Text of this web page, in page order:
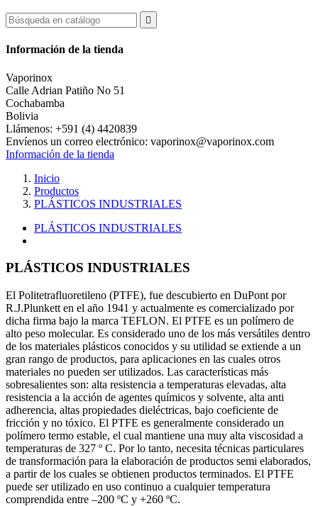

Información de la tienda
Vaporinox
Calle Adrian Patiño No 51
Cochabamba
Bolivia
Llámenos: +591 (4) 4420839
Envíenos un correo electrónico: vaporinox@vaporinox.com
Información de la tienda
Inicio
Productos
PLÁSTICOS INDUSTRIALES
PLÁSTICOS INDUSTRIALES
PLÁSTICOS INDUSTRIALES
El Politetrafluoretileno (PTFE), fue descubierto en DuPont por
R.J.Plunkett en el año 1941 y actualmente es comercializado por
dicha firma bajo la marca TEFLON. El PTFE es un polímero de
alto peso molecular. Es considerado uno de los más versátiles dentro
de los materiales plásticos conocidos y su utilidad se extiende a un
gran rango de productos, para aplicaciones en las cuales otros
materiales no pueden ser utilizados. Las características más
sobresalientes son: alta resistencia a temperaturas elevadas, alta
resistencia a la acción de agentes químicos y solvente, alta anti
adherencia, altas propiedades dieléctricas, bajo coeficiente de
fricción y no tóxico. El PTFE es generalmente considerado un
polímero termo estable, el cual mantiene una muy alta viscosidad a
temperaturas de 327 º C. Por lo tanto, necesita técnicas particulares
de transformación para la elaboración de productos semi elaborados,
a partir de los cuales se obtienen productos terminados. El PTFE
puede ser utilizado en uso continuo a cualquier temperatura
comprendida entre –200 ºC y +260 ºC.